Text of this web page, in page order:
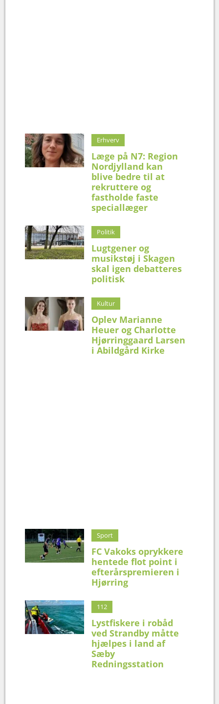
Erhverv
Læge på N7: Region
Nordjylland kan
blive bedre til at
rekruttere og
fastholde faste
speciallæger
Politik
Lugtgener og
musikstøj i Skagen
skal igen debatteres
politisk
Kultur
Oplev Marianne
Heuer og Charlotte
Hjørringgaard Larsen
i Abildgård Kirke
Sport
FC Vakoks oprykkere
hentede flot point i
efterårspremieren i
Hjørring
112
Lystfiskere i robåd
ved Strandby måtte
hjælpes i land af
Sæby
Redningsstation